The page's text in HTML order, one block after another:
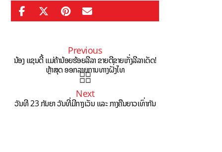
Previous
ນ້ອງ ແຊນດີ້ ແມ່ຄ້ານ້ອຍຮ້ອຍລີລາ ຂາຍດີຂາຍເກັ່ງລີລາເດັດ!
ຫຼ້າສຸດ ອອກລາຍການທາງຝັ່ງໄທ
Next
ວັນທີ 23 ກັນຍາ ວັນທີ່ມີກາງເວັນ ແລະ ກາງຄືນຍາວເທົ່າກັນ